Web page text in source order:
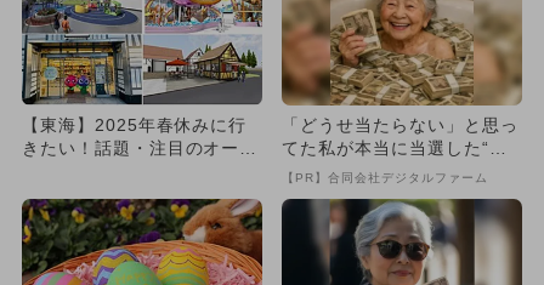
【東海】2025年春休みに行
きたい！話題・注目のオープ
4...
「どうせ当たらない」と思っ
てた私が本当に当選した“買
い方”がこれ
【PR】合同会社デジタルファーム